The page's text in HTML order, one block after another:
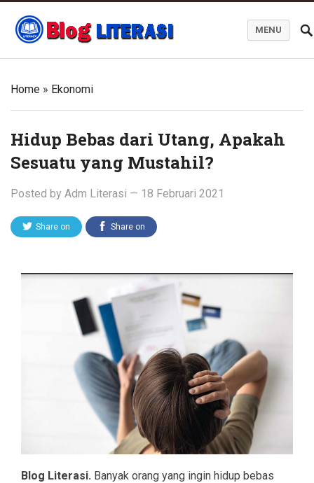
MENU
Home » Ekonomi
Hidup Bebas dari Utang, Apakah
Sesuatu yang Mustahil?
Posted by Adm Literasi — 18 Februari 2021
Share on Share on
Blog Literasi. Banyak orang yang ingin hidup bebas